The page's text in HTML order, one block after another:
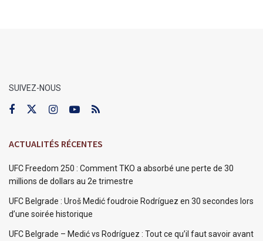
SUIVEZ-NOUS
ACTUALITÉS RÉCENTES
UFC Freedom 250 : Comment TKO a absorbé une perte de 30
millions de dollars au 2e trimestre
UFC Belgrade : Uroš Medić foudroie Rodríguez en 30 secondes lors
d’une soirée historique
UFC Belgrade – Medić vs Rodríguez : Tout ce qu’il faut savoir avant